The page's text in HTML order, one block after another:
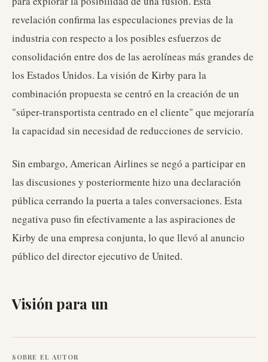
revelación confirma las especulaciones previas de la
industria con respecto a los posibles esfuerzos de
consolidación entre dos de las aerolíneas más grandes de
los Estados Unidos. La visión de Kirby para la
combinación propuesta se centró en la creación de un
"súper-transportista centrado en el cliente" que mejoraría
la capacidad sin necesidad de reducciones de servicio.
Sin embargo, American Airlines se negó a participar en
las discusiones y posteriormente hizo una declaración
pública cerrando la puerta a tales conversaciones. Esta
negativa puso fin efectivamente a las aspiraciones de
Kirby de una empresa conjunta, lo que llevó al anuncio
público del director ejecutivo de United.
Visión para un
SOBRE EL AUTOR